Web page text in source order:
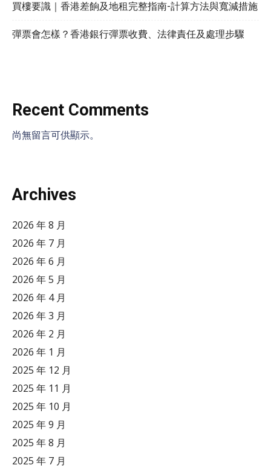
買樓要識｜香港差餉及地租完整指南-計算方法與寬減措施
彈票會怎樣？香港銀行彈票收費、法律責任及處理步驟
Recent Comments
尚無留言可供顯示。
Archives
2026 年 8 月
2026 年 7 月
2026 年 6 月
2026 年 5 月
2026 年 4 月
2026 年 3 月
2026 年 2 月
2026 年 1 月
2025 年 12 月
2025 年 11 月
2025 年 10 月
2025 年 9 月
2025 年 8 月
2025 年 7 月